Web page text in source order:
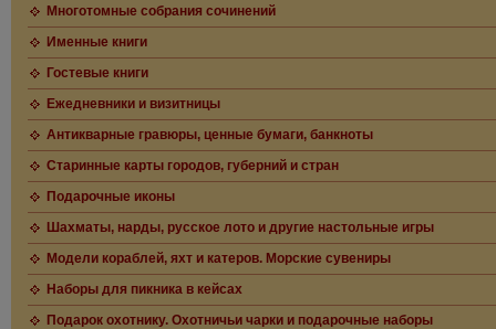
Многотомные собрания сочинений
Именные книги
Гостевые книги
Ежедневники и визитницы
Антикварные гравюры, ценные бумаги, банкноты
Старинные карты городов, губерний и стран
Подарочные иконы
Шахматы, нарды, русское лото и другие настольные игры
Модели кораблей, яхт и катеров. Морские сувениры
Наборы для пикника в кейсах
Подарок охотнику. Охотничьи чарки и подарочные наборы